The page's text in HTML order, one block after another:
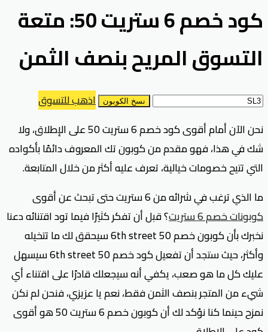
كود خصم 6 ستريت 50: متعة
التسوق المريح بنصف الثمن
نسخ الكوبون
اذهب للتسوق
نحن الآن أمام أقوى كود خصم 6 ستريت 50 على الإطلاق، ولا
شك في هذا، فهو مقدم من كوبون تك المعروف دائمًا بأكواده
التي تتيح خصومات خيالية، تعرف عليه أكثر من خلال المتابعة.
ما الذي ترغب في شرائه من 6 ستريت حتى تبحث عن أقوى
كوبونات خصم 6 ستريت
؟ قبل أن تفكر كثيرًا فيما تود اقتنائه دعنا
نخبرك بأن كوبون خصم 50 6th street سيحقق لك ما تتخيله
وأكثر، حيث ستجد أن تفعيل كود خصم 50 6th street سيسهل
عليك كل ما هو صعب، يكفي أنه سيجعلك قادرًا على اقتناء أي
شيء من المتجر بنصف الثمن فقط، نعم يا عزيزي، فنحن لم نكن
نمزح حينما كنا نؤكد لك أن كوبون خصم 6 ستريت 50 هو أقوى